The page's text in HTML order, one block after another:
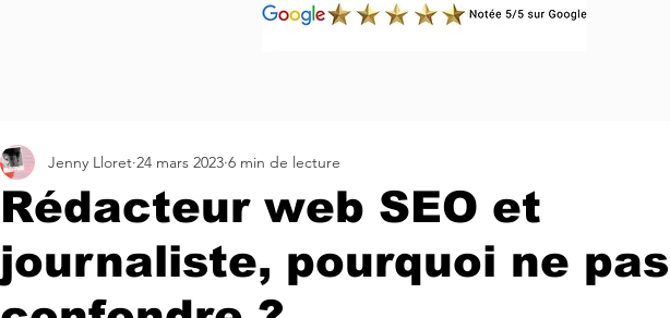
Rédacteur web SEO et
journaliste, pourquoi ne pas
Jenny Lloret 24 mars 2023 6 min de lecture